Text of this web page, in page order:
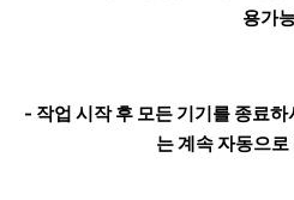
용가
- 작업 시작 후 모든 기기를 종료
는 계속 자동으